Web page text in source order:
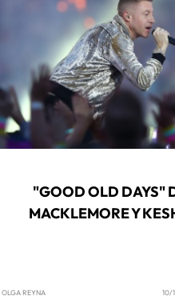
"GOOD OLD DAYS"
MACKLEMORE Y
OLGA REYNA 10/